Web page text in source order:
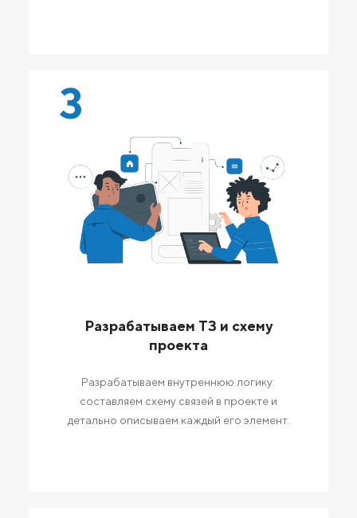
3
Разрабатываем ТЗ и схему
проекта
Разрабатываем внутреннюю логику:
составляем схему связей в проекте и
детально описываем каждый его элемент.